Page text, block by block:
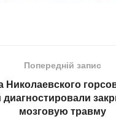
Попередній запис
Николаевского
диагностировали
мозговую травму